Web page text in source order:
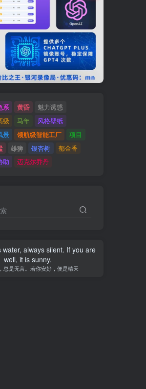
系 黄昏
魅力诱惑
级 马年
风格壁纸
景 领航级智能工厂
项目
雄狮 银杏树
郁金香
助 迈克尔乔丹
water, always silent. If you are
well, it is sunny.
总是无言。若你安好，便是晴天